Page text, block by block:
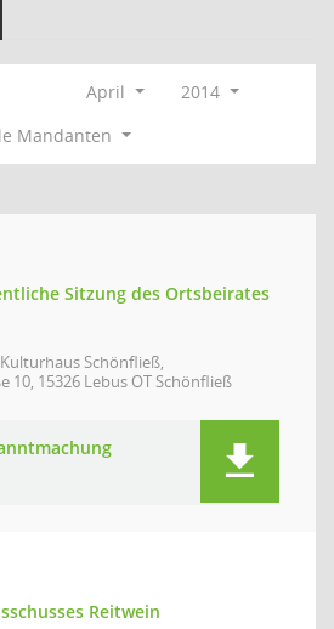
April
2014
Mandanten
Sitzung des Ortsbeirates
Schönfließ,
10, 15326 Lebus OT Schönfließ
Reitwein